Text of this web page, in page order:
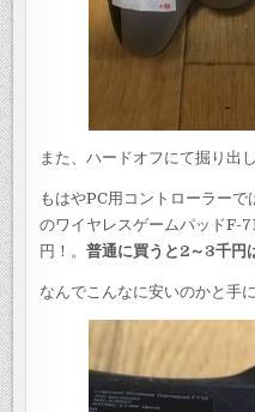
また、ハードオフにて掘り出
もはやPC用コントローラー
のワイヤレスゲームパッドF-
円！。普通に買うと2～3千円
なんでこんなに安いのかと手